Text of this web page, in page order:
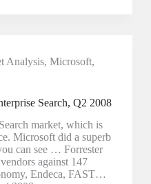
Analysis, Microsoft,
Search, Q2 2008
market, which is
Microsoft did a superb
can see … Forrester
against 147
Endeca, FAST…